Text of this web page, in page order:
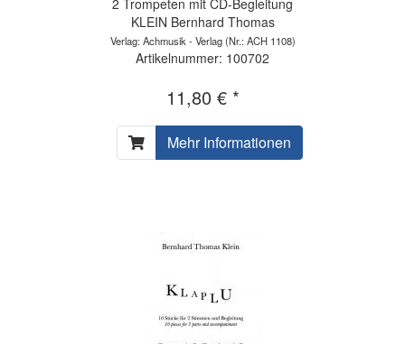
KLEIN Bernhard Thomas
Verlag: Achmusik - Verlag(Nr.: ACH 1108)
Artikelnummer: 100702
11,80 € *
Mehr Informationen